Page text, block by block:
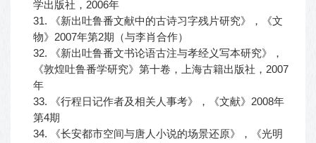
学出版社，2006年
31. 《新出吐鲁番文献中的古诗习字残片研究》，《文
物》2007年第2期（与李肖合作）
32. 《新出吐鲁番文书论语古注与孝经义写本研究》，
《敦煌吐鲁番学研究》第十卷，上海古籍出版社，2007
年
33. 《行程日记作者及相关人事考》，《文献》2008年
第4期
34. 《长安都市空间与唐人小说的场景还原》，《光明